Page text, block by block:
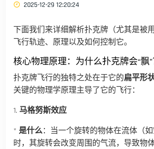
2025-12-29 12:20:24
下面我们来详细解析扑克牌（尤其是被
飞行轨迹、原理以及如何控制它。
核心物理原理：为什么扑克牌会“飘”
扑克牌飞行的独特之处在于它的扁平形
关键的物理学原理主导了它的飞行：
1. 马格努斯效应
* 是什么：当一个旋转的物体在流体（
时，其旋转会改变周围的气流，导致物